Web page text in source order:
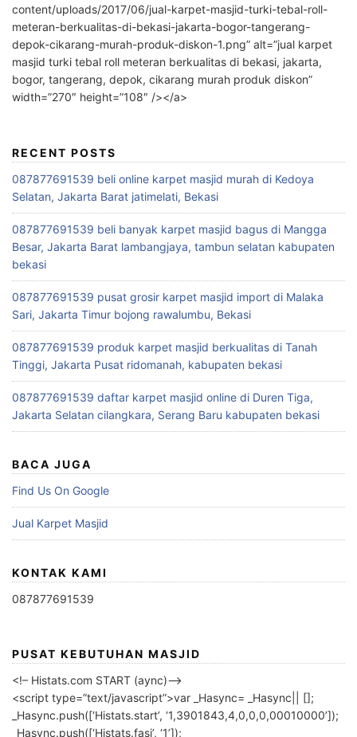
content/uploads/2017/06/jual-karpet-masjid-turki-tebal-roll-
meteran-berkualitas-di-bekasi-jakarta-bogor-tangerang-
depok-cikarang-murah-produk-diskon-1.png” alt=”jual karpet
masjid turki tebal roll meteran berkualitas di bekasi, jakarta,
bogor, tangerang, depok, cikarang murah produk diskon”
width=”270″ height=”108″ /></a>
RECENT POSTS
087877691539 beli online karpet masjid murah di Kedoya
Selatan, Jakarta Barat jatimelati, Bekasi
087877691539 beli banyak karpet masjid bagus di Mangga
Besar, Jakarta Barat lambangjaya, tambun selatan kabupaten
bekasi
087877691539 pusat grosir karpet masjid import di Malaka
Sari, Jakarta Timur bojong rawalumbu, Bekasi
087877691539 produk karpet masjid berkualitas di Tanah
Tinggi, Jakarta Pusat ridomanah, kabupaten bekasi
087877691539 daftar karpet masjid online di Duren Tiga,
Jakarta Selatan cilangkara, Serang Baru kabupaten bekasi
BACA JUGA
Find Us On Google
Jual Karpet Masjid
KONTAK KAMI
087877691539
PUSAT KEBUTUHAN MASJID
<!– Histats.com START (aync)–>
<script type=”text/javascript”>var _Hasync= _Hasync|| [];
_Hasync.push([‘Histats.start’, ‘1,3901843,4,0,0,0,00010000’]);
_Hasync.push([‘Histats.fasi’, ‘1’]);